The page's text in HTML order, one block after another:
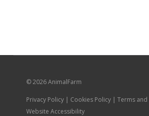
© 2026 AnimalFarm
Privacy Policy | Cookies Policy | Terms
Website Accessibility